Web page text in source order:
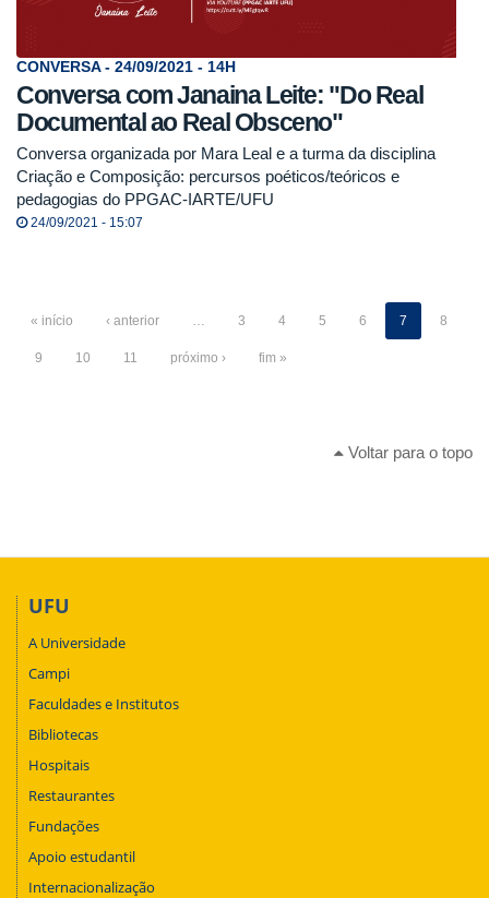
CONVERSA - 24/09/2021 - 14H
Conversa com Janaina Leite: "Do Real
Documental ao Real Obsceno"
Conversa organizada por Mara Leal e a turma da disciplina
Criação e Composição: percursos poéticos/teóricos e
pedagogias do PPGAC-IARTE/UFU
24/09/2021 - 15:07
« início ‹ anterior … 3 4 5 6 7 8
9 10 11 próximo › fim »
Voltar para o topo
UFU
A Universidade
Campi
Faculdades e Institutos
Bibliotecas
Hospitais
Restaurantes
Fundações
Apoio estudantil
Internacionalização